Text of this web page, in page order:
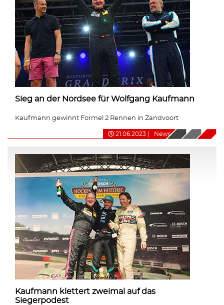
Sieg an der Nordsee für Wolfgang Kaufmann
Kaufmann gewinnt Formel 2 Rennen in Zandvoort
21.06.2023 News
Kaufmann klettert zweimal auf das
Siegerpodest